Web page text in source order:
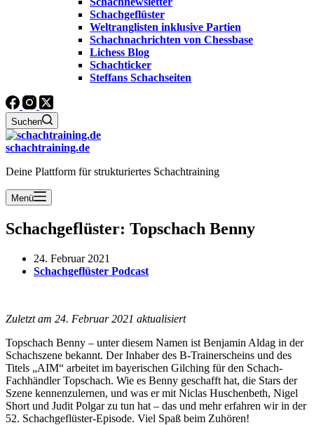
Schachgeflüster
Weltranglisten inklusive Partien
Schachnachrichten von Chessbase
Lichess Blog
Schachticker
Steffans Schachseiten
Suchen
schachtraining.de
Deine Plattform für strukturiertes Schachtraining
Menü
Schachgeflüster: Topschach Benny
24. Februar 2021
Schachgeflüster Podcast
Zuletzt am 24. Februar 2021 aktualisiert
Topschach Benny – unter diesem Namen ist Benjamin Aldag in der
Schachszene bekannt. Der Inhaber des B-Trainerscheins und des
Titels „AIM“ arbeitet im bayerischen Gilching für den Schach-
Fachhändler Topschach. Wie es Benny geschafft hat, die Stars der
Szene kennenzulernen, und was er mit Niclas Huschenbeth, Nigel
Short und Judit Polgar zu tun hat – das und mehr erfahren wir in der
52. Schachgeflüster-Episode. Viel Spaß beim Zuhören!